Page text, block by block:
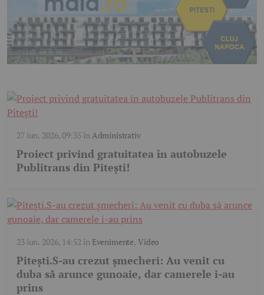
27 iun. 2026, 09:35 înAdministrativ
Proiect privind gratuitatea în autobuzele
Publitrans din Pitești!
23 iun. 2026, 14:52 în Evenimente,Video
Pitești.S-au crezut șmecheri: Au venit cu
duba să arunce gunoaie, dar camerele i-au
prins